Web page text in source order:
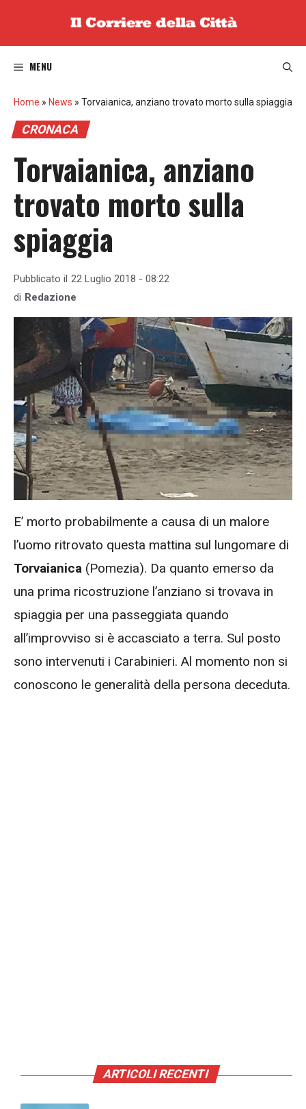
MENU
Home » News » Torvaianica, anziano trovato morto sulla spiaggia
CRONACA
Torvaianica, anziano
trovato morto sulla
spiaggia
Pubblicato il 22 Luglio 2018 - 08:22
di Redazione
E’ morto probabilmente a causa di un malore
l’uomo ritrovato questa mattina sul lungomare di
Torvaianica (Pomezia). Da quanto emerso da
una prima ricostruzione l’anziano si trovava in
spiaggia per una passeggiata quando
all’improvviso si è accasciato a terra. Sul posto
sono intervenuti i Carabinieri. Al momento non si
conoscono le generalità della persona deceduta.
ARTICOLI RECENTI